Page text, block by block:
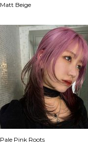
Matt Beige
Pale Pink Roots